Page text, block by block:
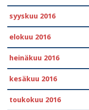
syyskuu 2016
elokuu 2016
heinäkuu 2016
kesäkuu 2016
toukokuu 2016